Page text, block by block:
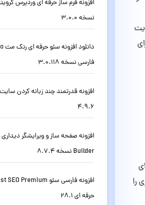
را
نسخه 3.0.0
فارسی نسخه 3.0.118
4.9.6
Builder نسخه 8.7.4
حرفه ای 28.1